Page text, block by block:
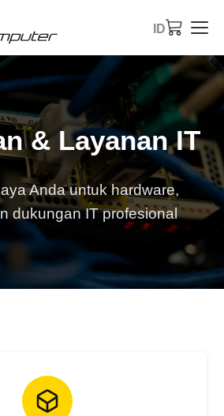
ID
& Layanan IT
Anda untuk hardware,
dukungan IT profesional